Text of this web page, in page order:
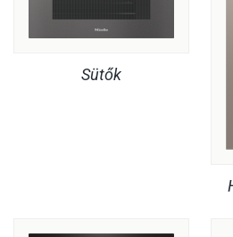
Sütők